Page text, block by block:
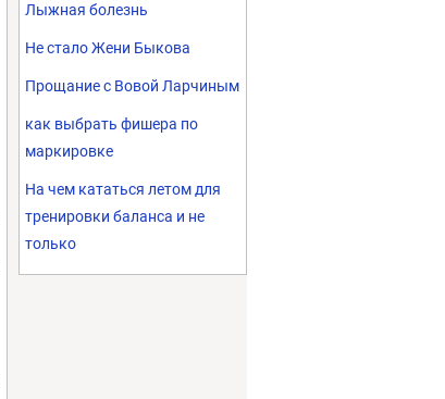
Лыжная болезнь
Не стало Жени Быкова
Прощание с Вовой Ларчиным
как выбрать фишера по
маркировке
На чем кататься летом для
тренировки баланса и не
только